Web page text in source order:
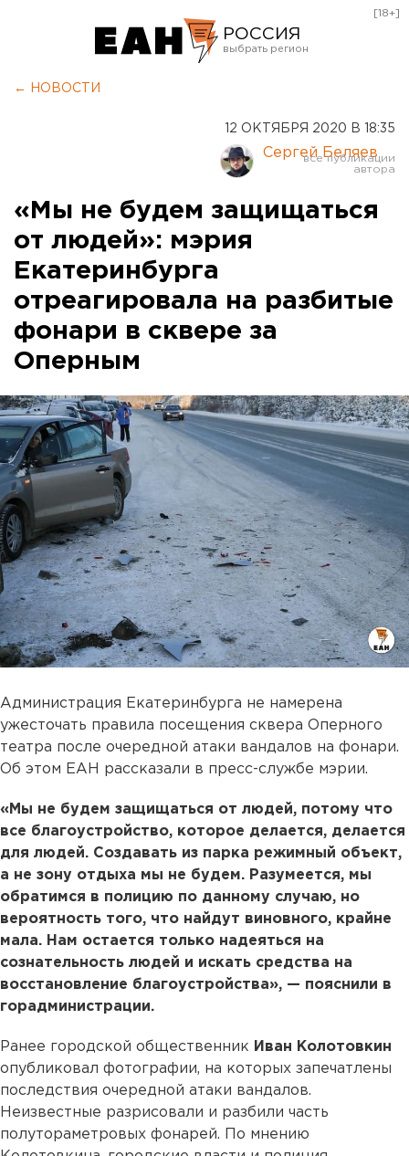
РОССИЯ
Курган
Оренбург
[18+]
← НОВОСТИ
12 ОКТЯБРЯ 2020 В 18:35
Сергей Беляев
«Мы не будем защищаться
от людей»: мэрия
Екатеринбурга
отреагировала на разбитые
фонари в сквере за
Оперным
Администрация Екатеринбурга не намерена
ужесточать правила посещения сквера Оперного
театра после очередной атаки вандалов на фонари.
Об этом ЕАН рассказали в пресс-службе мэрии.
«Мы не будем защищаться от людей, потому что
все благоустройство, которое делается, делается
для людей. Создавать из парка режимный объект,
а не зону отдыха мы не будем. Разумеется, мы
обратимся в полицию по данному случаю, но
вероятность того, что найдут виновного, крайне
мала. Нам остается только надеяться на
сознательность людей и искать средства на
восстановление благоустройства», — пояснили в
горадминистрации.
Ранее городской общественник Иван Колотовкин
опубликовал фотографии, на которых запечатлены
последствия очередной атаки вандалов.
Неизвестные разрисовали и разбили часть
полутораметровых фонарей. По мнению